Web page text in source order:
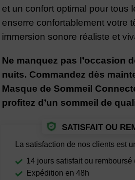
et un confort optimal pour tous
enserre confortablement votre
immersion sonore réaliste et
Ne manquez pas l’occasion
nuits. Commandez dès
Masque de Sommeil
profitez d’un sommeil de
SATISFAIT OU
La satisfaction de nos clients est
14 jours satisfait ou
Expédition en 48h